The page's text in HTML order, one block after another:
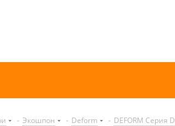
- Экошпон - Deform - DEFORM Серия D